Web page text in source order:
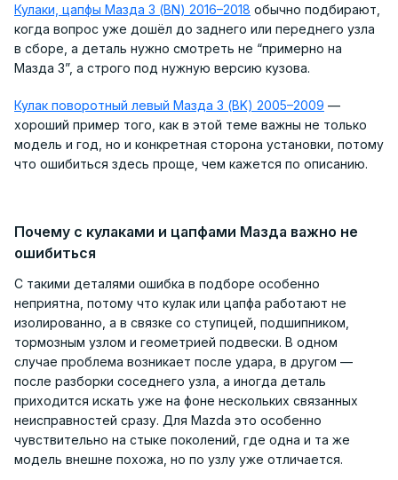
Кулаки, цапфы Мазда 3 (BN) 2016–2018 обычно подбирают,
когда вопрос уже дошёл до заднего или переднего узла
в сборе, а деталь нужно смотреть не “примерно на
Мазда 3”, а строго под нужную версию кузова.
Кулак поворотный левый Мазда 3 (BK) 2005–2009 —
хороший пример того, как в этой теме важны не только
модель и год, но и конкретная сторона установки, потому
что ошибиться здесь проще, чем кажется по описанию.
Почему с кулаками и цапфами Мазда важно не
ошибиться
С такими деталями ошибка в подборе особенно
неприятна, потому что кулак или цапфа работают не
изолированно, а в связке со ступицей, подшипником,
тормозным узлом и геометрией подвески. В одном
случае проблема возникает после удара, в другом —
после разборки соседнего узла, а иногда деталь
приходится искать уже на фоне нескольких связанных
неисправностей сразу. Для Mazda это особенно
чувствительно на стыке поколений, где одна и та же
модель внешне похожа, но по узлу уже отличается.